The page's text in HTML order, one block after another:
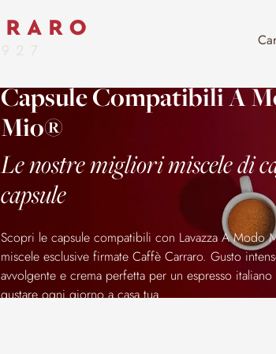
Capsule Compatibili A
Mio®
Le nostre migliori miscele di
capsule
Scopri le capsule compatibili con Lavazza A Modo
miscele esclusive firmate Caffè Carraro. Gusto
avvolgente e crema perfetta per un espresso
gustare ogni giorno a casa tua.